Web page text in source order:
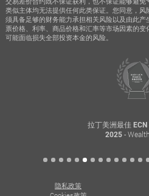
类似主体均无法提供任何此类保证。您同意，
须具备足够的财务能力承担相关风险以及由此
票价格、利率、商品价格和汇率等市场因素的
可能面临损失全部投资本金的风险。
拉丁美洲最佳
2025-
隐私政策